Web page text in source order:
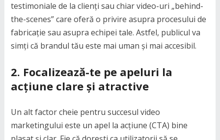
testimoniale de la clienți sau chiar video-uri „behind-
the-scenes” care oferă o privire asupra procesului de
fabricație sau asupra echipei tale. Astfel, publicul va
simți că brandul tău este mai uman și mai accesibil.
2. Focalizează-te pe apeluri la
acțiune clare și atractive
Un alt factor cheie pentru succesul video
marketingului este un apel la acțiune (CTA) bine